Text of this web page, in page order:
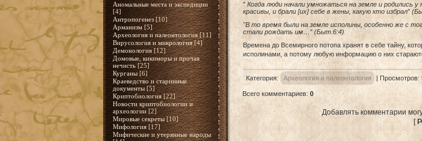
Аномальные места и экспедиции
[4]
Антропогенез [10]
Арманизм [5]
Археология и палеонтология [11]
Вирусология и микрология [4]
Демонология [12]
Домовые, кикиморы и прочая
нечисть [25]
Курганы [6]
Краеведство и старинные
документы [5]
Криптобиология [22]
Новости криптобиологии и
археологии [2]
Мировые секреты [10]
Мифология [17]
Мифические и утерянные народы
" Когда люди начали умножаться на земле и родились
красивы, и брали [их] себе в жены, какую кто избрал”
"В то время были на земле исполины, особенно же с
стали рождать им…” (Быт.6:4)
Времена до Всемирного потопа хранят в себе тайну,
исполинами, а потому любую информацию о них
Категория: Археология и палеонтология |Просмотров:
Всего комментариев: 0
Добавлять комментарии
[